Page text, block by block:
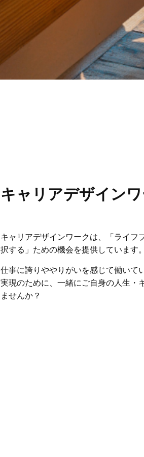
キャリアデザイン
キャリアデザインワークは、「ライフ
択する」ための機会を提供しています
仕事に誇りややりがいを感じて働いて
実現のために、一緒にご自身の人生・
ませんか？